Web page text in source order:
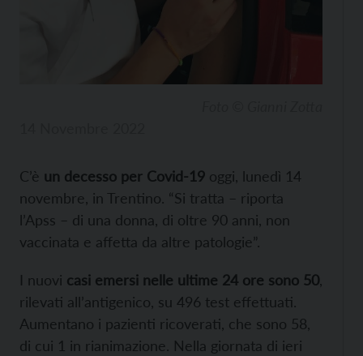
C’è un decesso per Covid-19 oggi, lunedì 14
novembre, in Trentino. “Si tratta – riporta
l’Apss – di una donna, di oltre 90 anni, non
vaccinata e affetta da altre patologie”.
I nuovi casi emersi nelle ultime 24 ore sono 50
rilevati all’antigenico, su 496 test effettuati.
Aumentano i pazienti ricoverati, che sono 58,
di cui 1 in rianimazione. Nella giornata di ieri